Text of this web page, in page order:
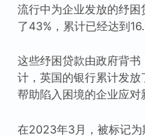
流行中为企业发放的纾
了43%，累计已经达到
这些纾困贷款由政府背
计，英国的银行累计发
帮助陷入困境的企业应对
在2023年3月，被标记为